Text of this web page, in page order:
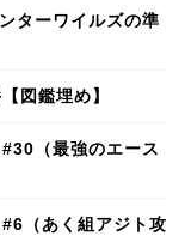
ターワイルズの準
図鑑埋め】
（最強のエース
（あく組アジト攻